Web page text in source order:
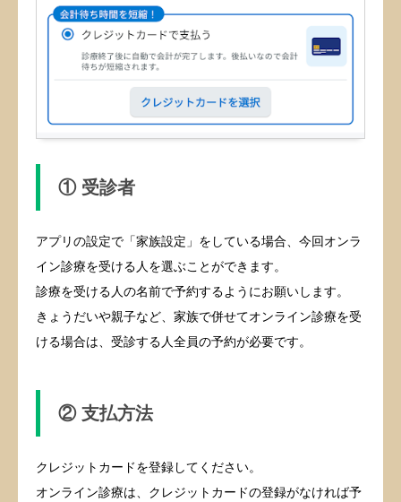
① 受診者
アプリの設定で「家族設定」をしている場合、今回オンラ
イン診療を受ける人を選ぶことができます。
診療を受ける人の名前で予約するようにお願いします。
きょうだいや親子など、家族で併せてオンライン診療を受
ける場合は、受診する人全員の予約が必要です。
② 支払方法
クレジットカードを登録してください。
オンライン診療は、クレジットカードの登録がなければ予